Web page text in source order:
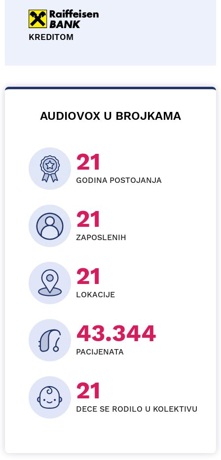
KREDITOM
AUDIOVOX U BROJKAMA
22
GODINA POSTOJANJA
22
ZAPOSLENIH
22
LOKACIJE
45.408
PACIJENATA
22
DECE SE RODILO U KOLEKTIVU